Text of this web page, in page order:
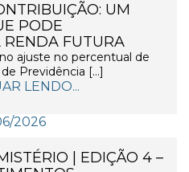
UM
PODE
RENDA FUTURA
ajuste no percentual de
Previdência […]
LENDO...
2026
| EDIÇÃO 4 –